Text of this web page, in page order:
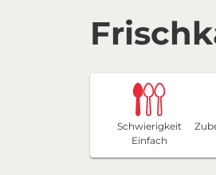
Schwierigkeit
Einfach